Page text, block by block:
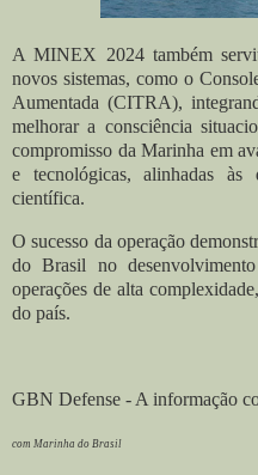
A MINEX 2024 também
novos sistemas, como o
Aumentada (CITRA),
melhorar a consciência
compromisso da Marinha em
e tecnológicas, alinhadas às
científica.
O sucesso da operação
do Brasil no
operações de alta
do país.
GBN Defense - A informação
com Marinha do Brasil